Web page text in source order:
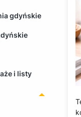
gdyńskie
i listy